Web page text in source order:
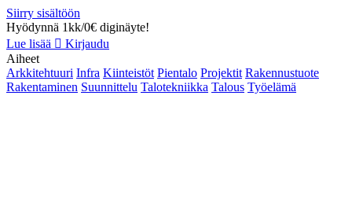
Siirry sisältöön
Hyödynnä 1kk/0€ diginäyte!
Lue lisää
Kirjaudu
Aiheet
Arkkitehtuuri Infra Kiinteistöt Pientalo Projektit Rakennustuote
Rakentaminen Suunnittelu Talotekniikka Talous Työelämä